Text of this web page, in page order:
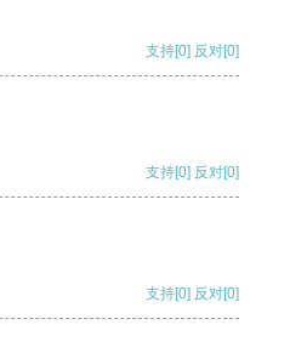
支持[0] 反对[0]
支持[0] 反对[0]
支持[0] 反对[0]